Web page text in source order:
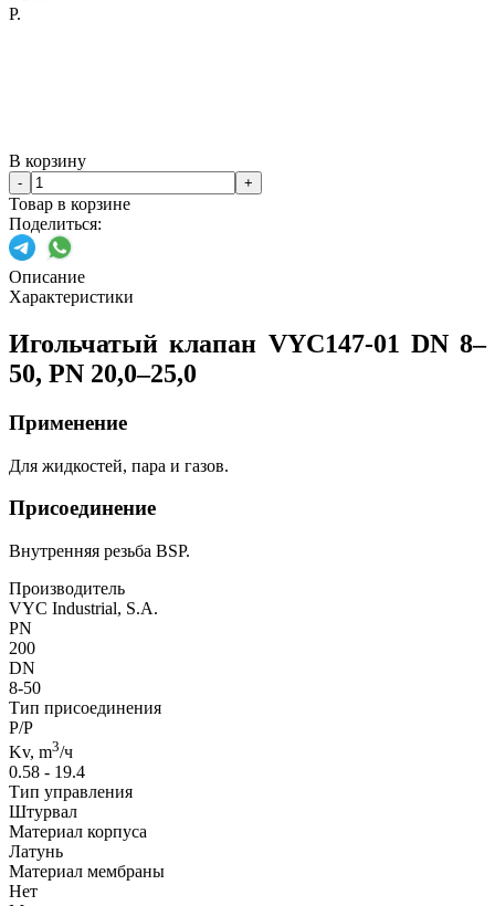
Р.
В корзину
- +
Товар в корзине
Поделиться:
Описание
Характеристики
Игольчатый клапан VYC147-01 DN 8–
50, PN 20,0–25,0​
Применение
Для жидкостей, пара и газов.
Присоединение
Внутренняя резьба BSP.
Производитель
VYC Industrial, S.A.
PN
200
DN
8-50
Тип присоединения
Р/Р
Kv, m3/ч
0.58 - 19.4
Тип управления
Штурвал
Материал корпуса
Латунь
Материал мембраны
Нет